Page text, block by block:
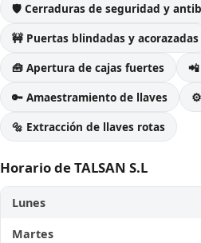
🛡️ Cerraduras de seguridad y
🚧 Puertas blindadas y acorazadas
🧰 Apertura de cajas fuertes
🔑 Amaestramiento de llaves
🔩 Extracción de llaves rotas
Horario de TALSAN S.L
Lunes
Martes